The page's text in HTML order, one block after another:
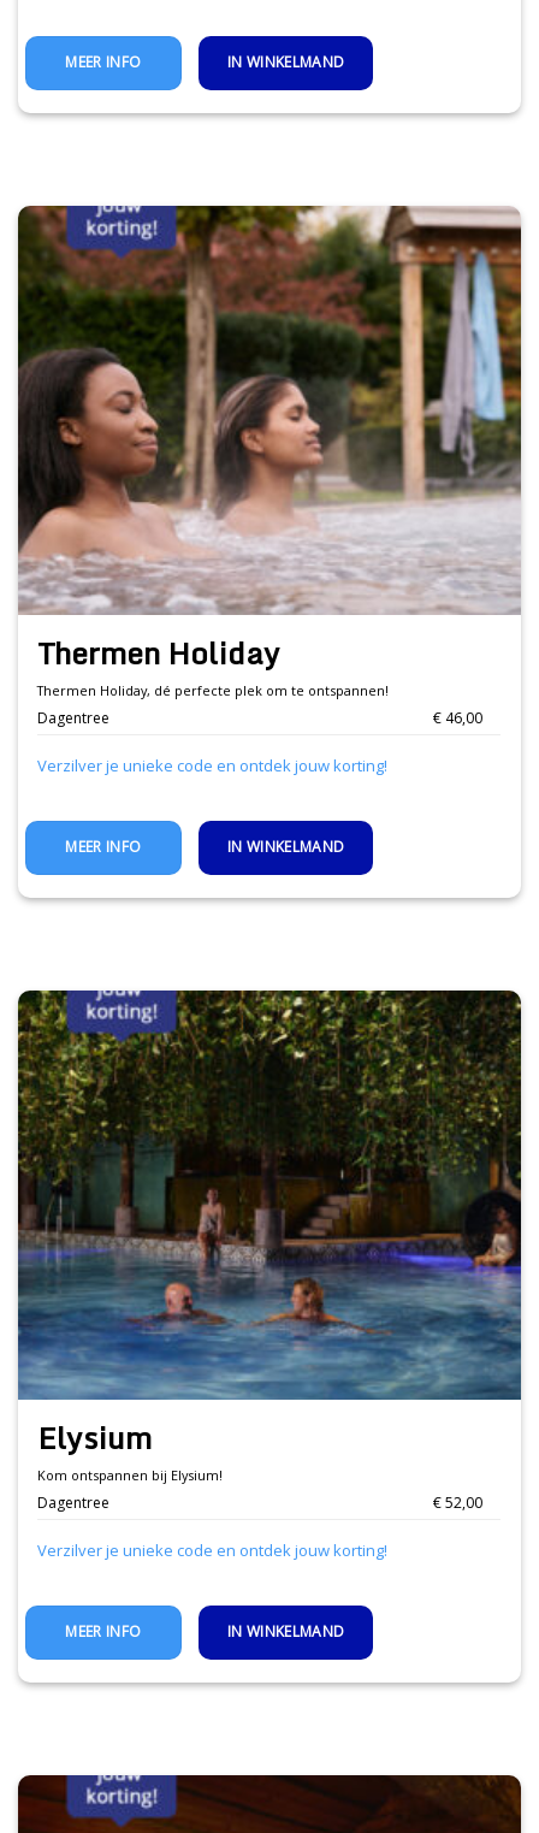
IN WINKELMAND
MEER INFO
Thermen Holiday
Thermen Holiday, dé perfecte plek om te ontspannen!
Dagentree € 46,00
Verzilver je unieke code en ontdek jouw korting!
IN WINKELMAND
MEER INFO
Elysium
Kom ontspannen bij Elysium!
Dagentree € 52,00
Verzilver je unieke code en ontdek jouw korting!
IN WINKELMAND
MEER INFO